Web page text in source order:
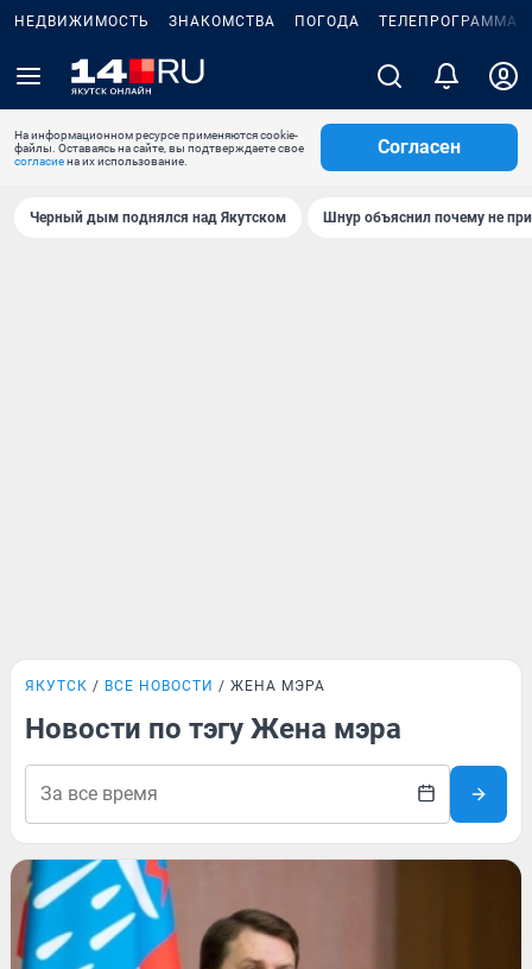
НЕДВИЖИМОСТЬ ЗНАКОМСТВА ПОГОДА ТЕЛЕПРОГРАММА
На информационном ресурсе применяются cookie-
файлы. Оставаясь на сайте, вы подтверждаете свое
согласиена их использование.
Согласен
Черный дым поднялся над Якутском Шнур объяснил почему не
ЯКУТСК ВСЕ НОВОСТИ ЖЕНА МЭРА
Новости по тэгу Жена мэра